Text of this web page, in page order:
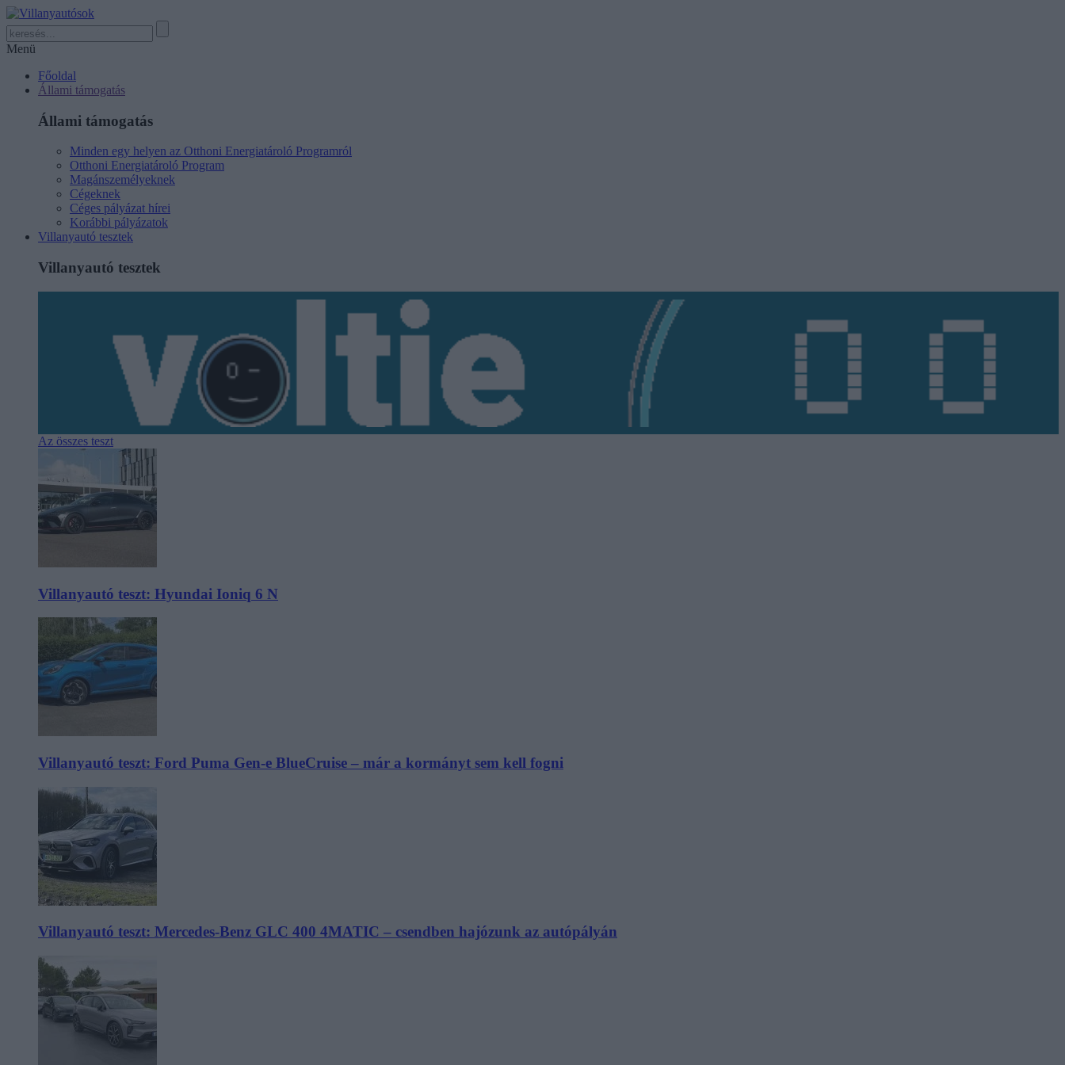
Menü
Főoldal
Állami támogatás
Állami támogatás
Minden egy helyen az Otthoni Energiatároló Programról
Otthoni Energiatároló Program
Magánszemélyeknek
Cégeknek
Céges pályázat hírei
Korábbi pályázatok
Villanyautó tesztek
Villanyautó tesztek
Az összes teszt
Villanyautó teszt: Hyundai Ioniq 6 N
Villanyautó teszt: Ford Puma Gen-e BlueCruise – már a kormányt sem kell fogni
Villanyautó teszt: Mercedes-Benz GLC 400 4MATIC – csendben hajózunk az autópályán